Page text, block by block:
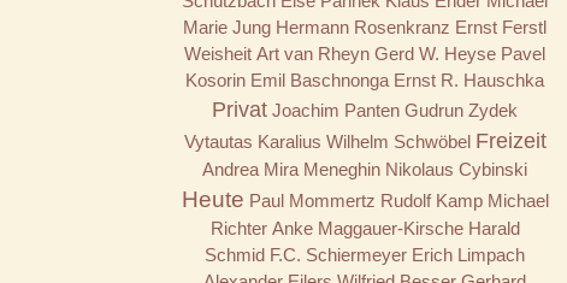
Marie Jung Hermann Rosenkranz Ernst Ferstl
Weisheit Art van Rheyn Gerd W. Heyse Pavel
Kosorin Emil Baschnonga Ernst R. Hauschka
Privat Joachim Panten Gudrun Zydek
Vytautas Karalius Wilhelm Schwöbel Freizeit
Andrea Mira Meneghin Nikolaus Cybinski
Heute Paul Mommertz Rudolf Kamp Michael
Richter Anke Maggauer-Kirsche Harald
Schmid F.C. Schiermeyer Erich Limpach